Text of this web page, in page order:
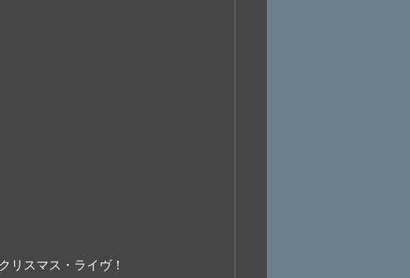
リスマス・ライヴ！